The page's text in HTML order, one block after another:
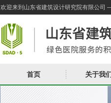
欢迎来到山东省建筑设计研究院有限公司
首页 关于我